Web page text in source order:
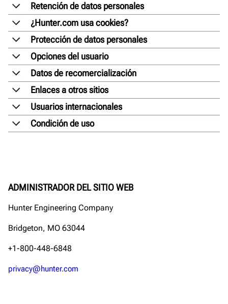
Retención de datos personales
¿Hunter.com usa cookies?
Protección de datos personales
Opciones del usuario
Datos de recomercialización
Enlaces a otros sitios
Usuarios internacionales
Condición de uso
ADMINISTRADOR DEL SITIO WEB
Hunter Engineering Company
Bridgeton, MO 63044
+1-800-448-6848
privacy@hunter.com